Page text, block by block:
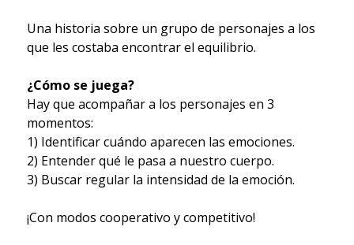
Una historia sobre un grupo de personajes a los
que les costaba encontrar el equilibrio.
¿Cómo se juega?
Hay que acompañar a los personajes en 3
momentos:
1) Identificar cuándo aparecen las emociones.
2) Entender qué le pasa a nuestro cuerpo.
3) Buscar regular la intensidad de la emoción.
¡Con modos cooperativo y competitivo!